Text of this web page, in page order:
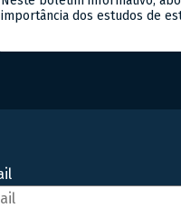
importância dos estudos de
validade destes tipos […]